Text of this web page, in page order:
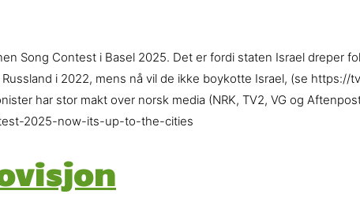
Song Contest i Basel 2025. Det er fordi staten Israel dreper
i 2022, mens nå vil de ikke boykotte Israel, (se
har stor makt over norsk media (NRK, TV2, VG og
2025-now-its-up-to-the-cities